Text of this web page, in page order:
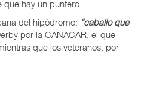
hay un puntero.
del hipódromo: “caballo que
por la CANACAR, el que
que los veteranos, por